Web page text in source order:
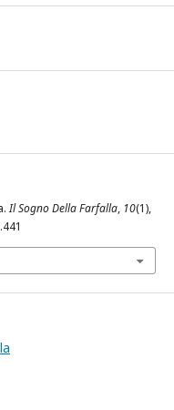
Il Sogno Della Farfalla, 10(1),